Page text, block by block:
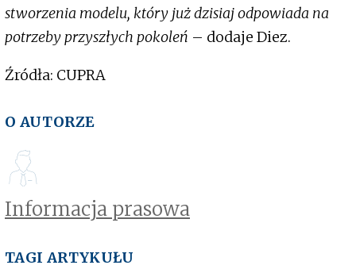
stworzenia modelu, który już dzisiaj odpowiada na
potrzeby przyszłych pokoleń – dodaje Diez.
Źródła: CUPRA
O AUTORZE
Informacja prasowa
TAGI ARTYKUŁU